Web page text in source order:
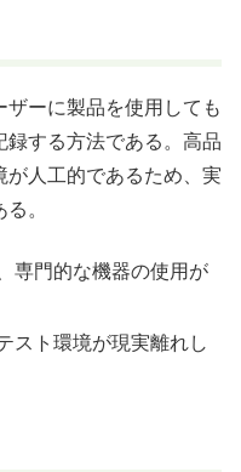
ーに製品を使用しても
録する方法である。高品
が人工的であるため、実
。
専門的な機器の使用が
スト環境が現実離れし